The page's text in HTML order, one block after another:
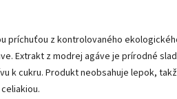
príchuťou z kontrolovaného
Extrakt z modrej agáve je prírodné
k cukru. Produkt neobsahuje lepok,